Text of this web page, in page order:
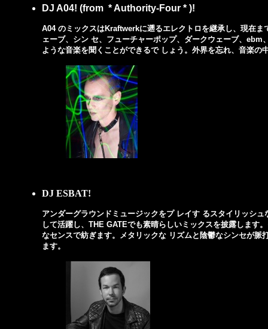
DJ A04! (from * Authority-Four * )!
A04 のミックスはKraftwerkに遡るエレクトロを継承し、現在
ェーブ、シン セ、フューチャーポップ、ダークウェーブ、
ような音楽を聞くことができるで しょう。外界を忘れ、音楽の
DJ ESBAT!
アンダーグラウンドミュージックをプ レイす るスタイリッシ
して活躍し、THE GATEでも素晴らしいミックスを披露します
なセンスで紡ぎます。メタリックな リズムと陰鬱なシンセが
ます。